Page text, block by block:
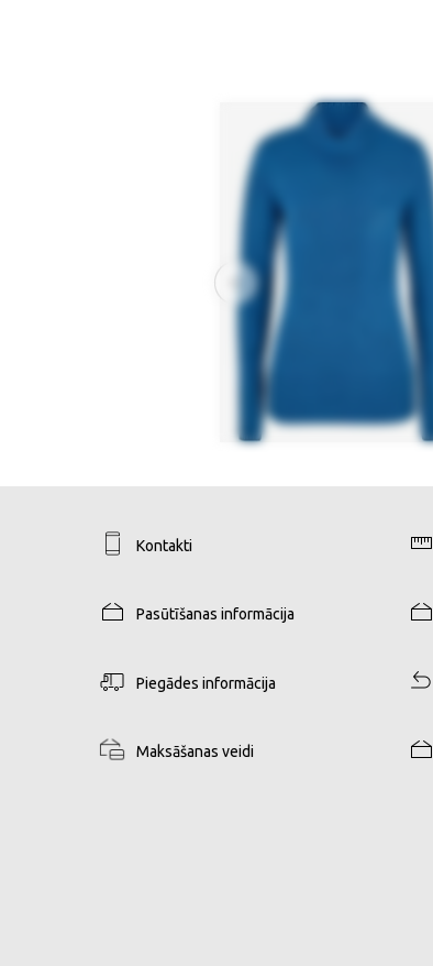
Kontakti
Pasūtīšanas informācija
Piegādes informācija
Maksāšanas veidi